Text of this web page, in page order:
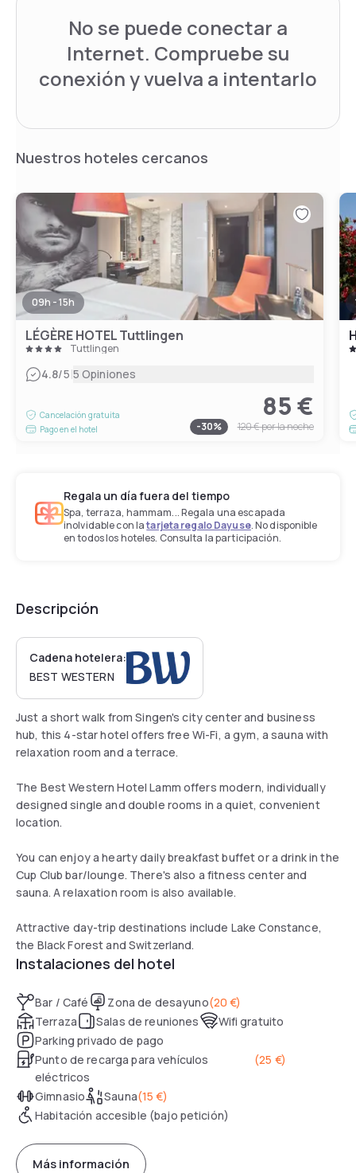
No se puede conectar a
Internet. Compruebe su
conexión y vuelva a intentarlo
Nuestros hoteles cercanos
09h - 15h
LÉGÈRE HOTEL Tuttlingen
Tuttlingen
4.8/5|5 Opiniones
Cancelación gratuita
Pago en el hotel
85 €
-30% 120 €por la noche
Regala un día fuera del tiempo
Spa, terraza, hammam... Regala una escapada
inolvidable con latarjeta regalo Dayuse. No disponible
en todos los hoteles. Consulta la participación.
Descripción
Cadena hotelera:
BEST WESTERN
Just a short walk from Singen's city center and business
hub, this 4-star hotel offers free Wi-Fi, a gym, a sauna with
relaxation room and a terrace.
The Best Western Hotel Lamm offers modern, individually
designed single and double rooms in a quiet, convenient
location.
You can enjoy a hearty daily breakfast buffet or a drink in the
Cup Club bar/lounge. There's also a fitness center and
sauna. A relaxation room is also available.
Attractive day-trip destinations include Lake Constance,
the Black Forest and Switzerland.
Instalaciones del hotel
Bar / Café Zona de desayuno(20 €)
Terraza
Salas de reuniones
Wifi gratuito
Parking privado de pago
Punto de recarga para vehículos
eléctricos
(25 €)
Gimnasio Sauna(15 €)
Habitación accesible (bajo petición)
Más información